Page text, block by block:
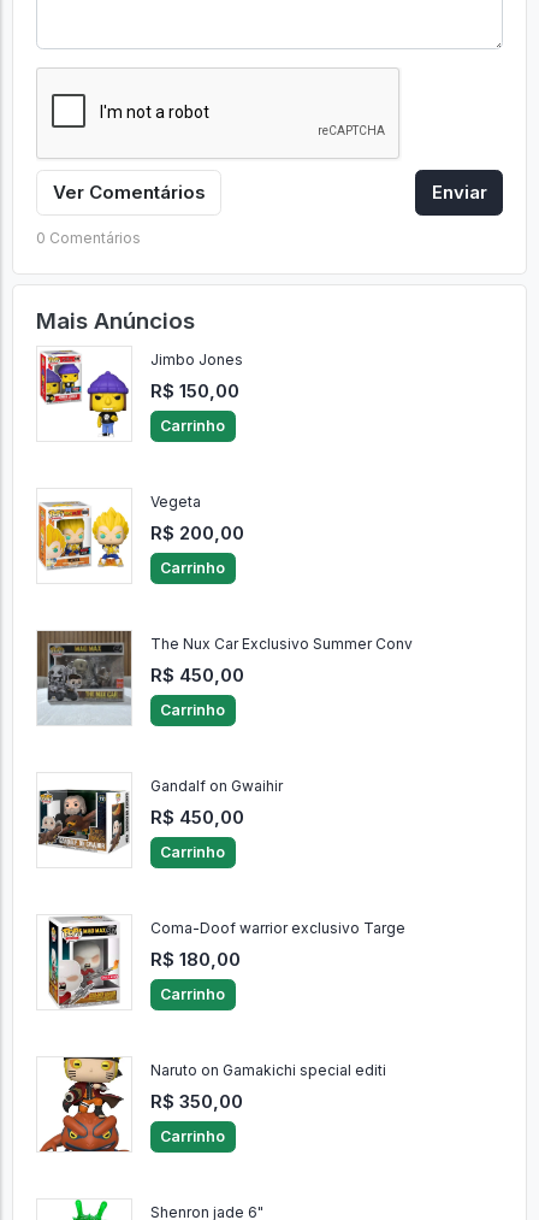
Ver Comentários Enviar
0 Comentários
Mais Anúncios
Jimbo Jones
R$ 150,00
Carrinho
Vegeta
R$ 200,00
Carrinho
The Nux Car Exclusivo Summer Conv
R$ 450,00
Carrinho
Gandalf on Gwaihir
R$ 450,00
Carrinho
Coma-Doof warrior exclusivo Targe
R$ 180,00
Carrinho
Naruto on Gamakichi special editi
R$ 350,00
Carrinho
Shenron jade 6"